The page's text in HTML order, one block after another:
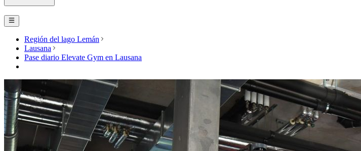
Región del lago Lemán
Lausana
Pase diario Elevate Gym en Lausana